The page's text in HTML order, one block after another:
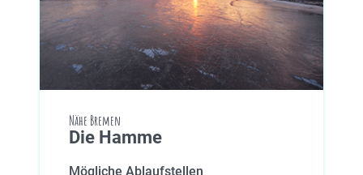
Nähe Bremen
Die Hamme
Mögliche Ablaufstellen